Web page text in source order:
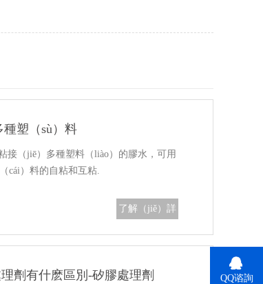
塑（sù）料
接（jiē）多種塑料（liào）的膠水，可用
cái）料的自粘和互粘.
了解（jiě）詳
劑有什麽區別-矽膠處理劑 QQ谘詢